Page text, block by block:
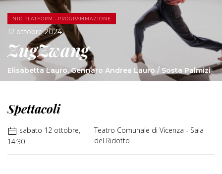
NID PLATFORM - PROGRAMMAZIONE
12 ottobre 2024
ZugZwang
Elisabetta Lauro, Gennaro Andrea Lauro / Sosta Palmizi
Spettacoli
sabato 12 ottobre,
14:30
Teatro Comunale di Vicenza - Sala
del Ridotto